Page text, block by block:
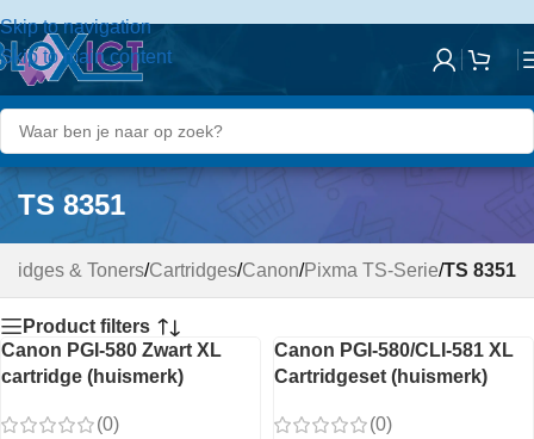
de
inhoud
Skip to navigation
Skip to main content
TS 8351
& Toners/Cartridges/Canon/Pixma TS-Serie/TS 8351
Product filters
Canon PGI-580 Zwart XL
cartridge (huismerk)
(0)
Canon PGI-580/CLI-581 XL
Cartridgeset (huismerk)
(0)